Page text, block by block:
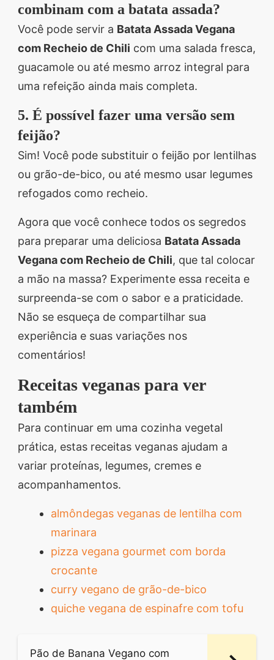
combinam com a batata assada?
Você pode servir a Batata Assada Vegana
com Recheio de Chili com uma salada fresca,
guacamole ou até mesmo arroz integral para
uma refeição ainda mais completa.
5. É possível fazer uma versão sem
feijão?
Sim! Você pode substituir o feijão por lentilhas
ou grão-de-bico, ou até mesmo usar legumes
refogados como recheio.
Agora que você conhece todos os segredos
para preparar uma deliciosa Batata Assada
Vegana com Recheio de Chili, que tal colocar
a mão na massa? Experimente essa receita e
surpreenda-se com o sabor e a praticidade.
Não se esqueça de compartilhar sua
experiência e suas variações nos
comentários!
Receitas veganas para ver
também
Para continuar em uma cozinha vegetal
prática, estas receitas veganas ajudam a
variar proteínas, legumes, cremes e
acompanhamentos.
almôndegas veganas de lentilha com
marinara
pizza vegana gourmet com borda
crocante
curry vegano de grão-de-bico
quiche vegana de espinafre com tofu
Pão de Banana Vegano com